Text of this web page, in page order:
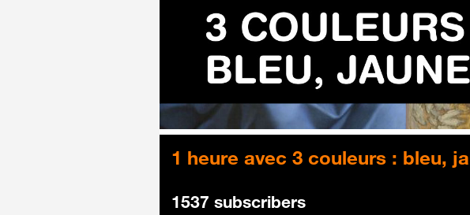
1 heure avec 3 couleurs : bleu,
1537 subscribers